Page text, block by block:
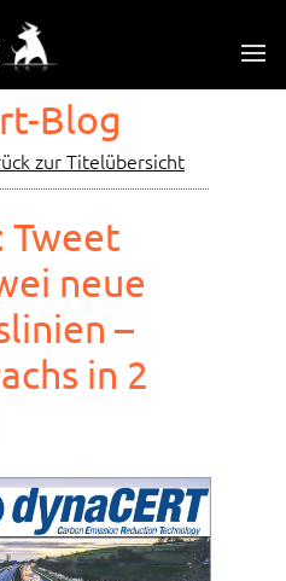
Blog
zur Titelübersicht
Tweet
neue
–
in 2